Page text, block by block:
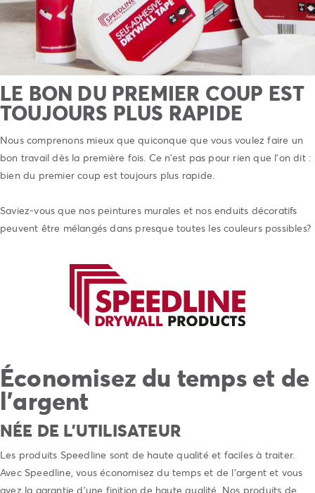
LE BON DU PREMIER COUP EST
TOUJOURS PLUS RAPIDE
Nous comprenons mieux que quiconque que vous voulez faire un
bon travail dès la première fois. Ce n’est pas pour rien que l’on dit :
bien du premier coup est toujours plus rapide.
Saviez-vous que nos peintures murales et nos enduits décoratifs
peuvent être mélangés dans presque toutes les couleurs possibles?
Économisez du temps et de
l’argent
NÉE DE L’UTILISATEUR
Les produits Speedline sont de haute qualité et faciles à traiter.
Avec Speedline, vous économisez du temps et de l’argent et vous
avez la garantie d’une finition de haute qualité. Nos produits de